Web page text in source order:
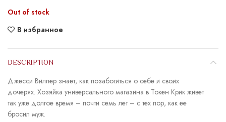
Out of stock
В избранное
DESCRIPTION
Джесси Виллер знает, как позаботиться о себе и своих
дочерях. Хозяйка универсального магазина в Токен Крик живет
так уже долгое время – почти семь лет – с тех пор, как ее
бросил муж.